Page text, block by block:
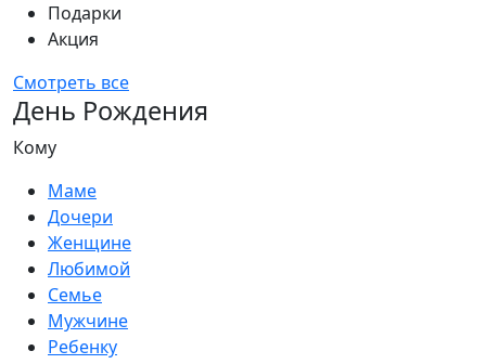
Подарки
Акция
Смотреть все
День Рождения
Кому
Маме
Дочери
Женщине
Любимой
Семье
Мужчине
Ребенку